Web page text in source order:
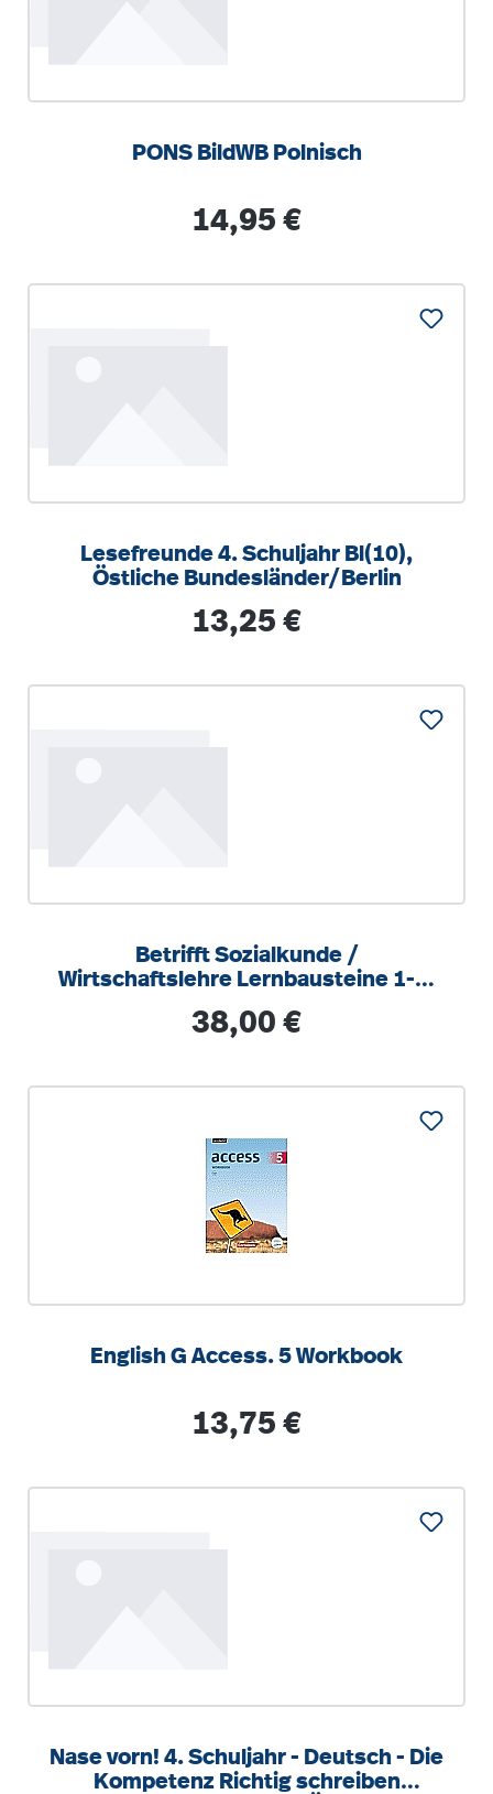
PONS BildWB Polnisch
Regulärer Preis:
14,95 €
Lesefreunde 4. Schuljahr Bl(10),
Östliche Bundesländer/Berlin
Regulärer Preis:
13,25 €
Betrifft Sozialkunde /
Wirtschaftslehre Lernbausteine 1-3.
Regulärer Preis:
38,00 €
English G Access. 5 Workbook
Regulärer Preis:
13,75 €
Nase vorn! 4. Schuljahr - Deutsch - Die
Kompetenz Richtig schreiben